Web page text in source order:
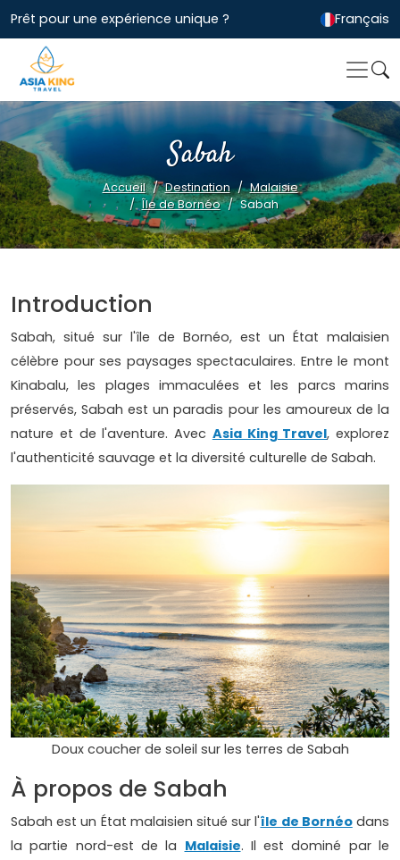
Prêt pour une expérience unique ? Français
Sabah
Accueil Destination
Malaisie
Île de Bornéo
Sabah
Introduction
Sabah, situé sur l'île de Bornéo, est un État malaisien
célèbre pour ses paysages spectaculaires. Entre le mont
Kinabalu, les plages immaculées et les parcs marins
préservés, Sabah est un paradis pour les amoureux de la
nature et de l'aventure. Avec Asia King Travel, explorez
l'authenticité sauvage et la diversité culturelle de Sabah.
Doux coucher de soleil sur les terres de Sabah
À propos de Sabah
Sabah est un État malaisien situé sur l'île de Bornéodans
la partie nord-est de la Malaisie. Il est dominé par le